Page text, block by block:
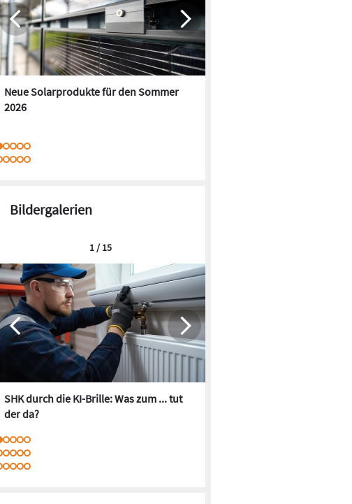
Neue Solarprodukte für den Sommer
2026
Bildergalerien
SHK durch die KI-Brille: Was zum ... tut
der da?
1 / 15